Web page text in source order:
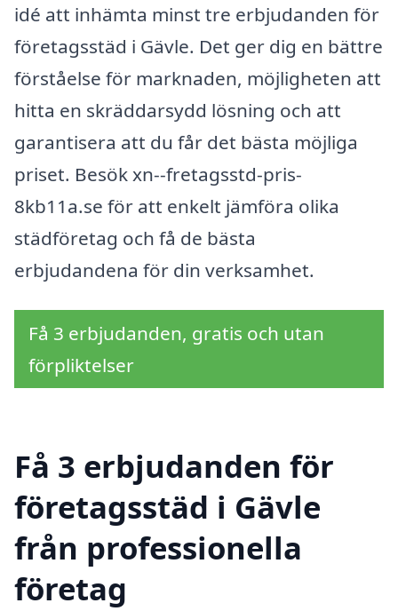
idé att inhämta minst tre erbjudanden för
företagsstäd i Gävle. Det ger dig en bättre
förståelse för marknaden, möjligheten att
hitta en skräddarsydd lösning och att
garantisera att du får det bästa möjliga
priset. Besök xn--fretagsstd-pris-
8kb11a.se för att enkelt jämföra olika
städföretag och få de bästa
erbjudandena för din verksamhet.
Få 3 erbjudanden, gratis och utan
förpliktelser
Få 3 erbjudanden för
företagsstäd i Gävle
från professionella
företag